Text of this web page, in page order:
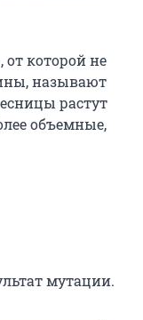
которой не
называют
растут
объемные,
мутации.